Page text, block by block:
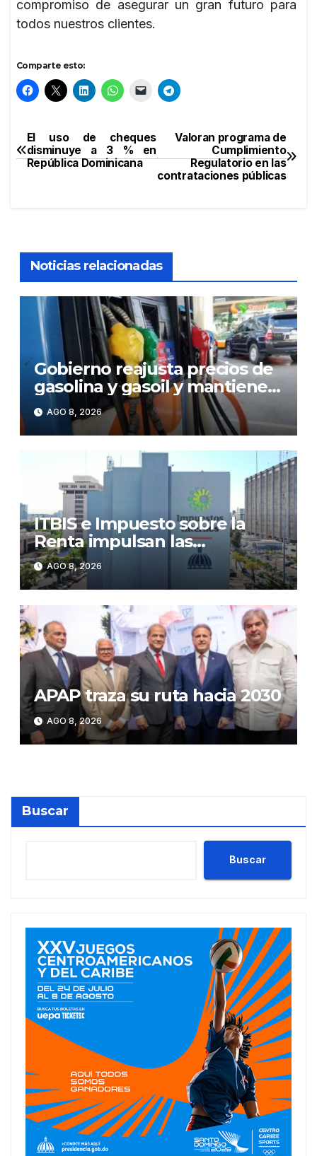
compromiso de asegurar un gran futuro para
todos nuestros clientes.
Comparte esto:
Navegación
de
Valoran programa de
Cumplimiento
Regulatorio en las
contrataciones públicas
El uso de cheques
disminuye a 3 % en
República Dominicana
Noticias relacionadas
Gobierno reajusta precios de
gasolina y gasoil y mantiene
congelado el GLP
AGO 8, 2026
ITBIS e Impuesto sobre la
Renta impulsan las
recaudaciones de la DGII;
superan los RD$81,475
millones en julio
AGO 8, 2026
APAP traza su ruta hacia 2030
AGO 8, 2026
Buscar
Buscar